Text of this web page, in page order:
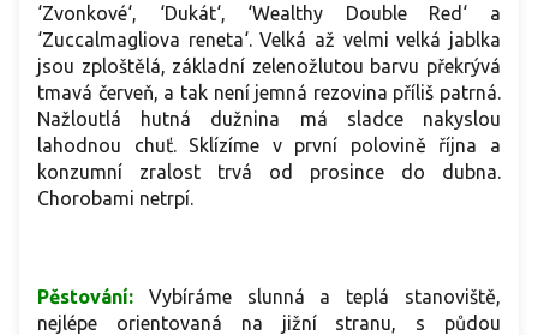
‘Zvonkové‘, ‘Dukát‘, ‘Wealthy Double Red‘ a
‘Zuccalmagliova reneta‘. Velká až velmi velká jablka
jsou zploštělá, základní zelenožlutou barvu překrývá
tmavá červeň, a tak není jemná rezovina příliš patrná.
Nažloutlá hutná dužnina má sladce nakyslou
lahodnou chuť. Sklízíme v první polovině října a
konzumní zralost trvá od prosince do dubna.
Chorobami netrpí.
Pěstování: Vybíráme slunná a teplá stanoviště,
nejlépe orientovaná na jižní stranu, s půdou